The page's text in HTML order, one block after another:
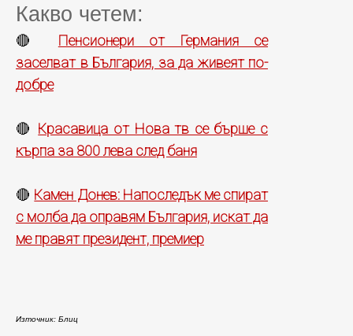
Какво четем:
🔴 Пенсионери от Германия се
заселват в България, за да живеят по-
добре
🔴 Красавица от Нова тв се бърше с
кърпа за 800 лева след баня
🔴 Камен Донев: Напоследък ме спират
с молба да оправям България, искат да
ме правят президент, премиер
Източник: Блиц